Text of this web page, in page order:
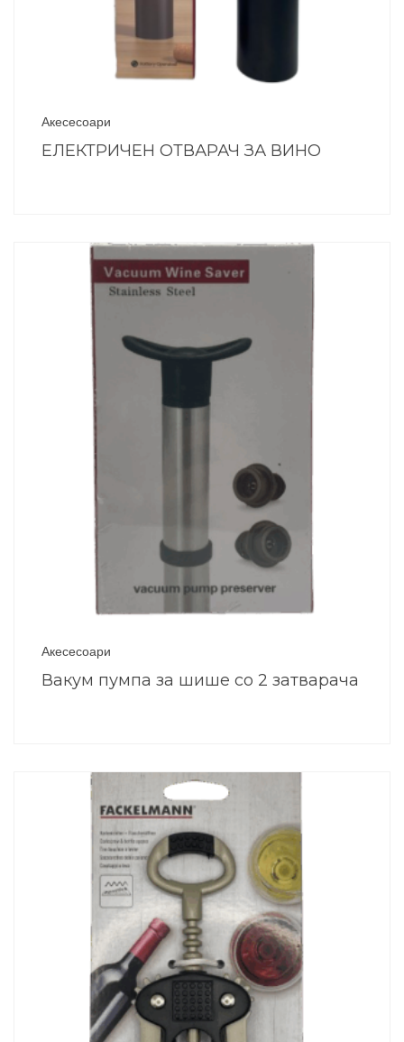
Акесесоари
ЕЛЕКТРИЧЕН ОТВАРАЧ ЗА ВИНО
Акесесоари
Вакум пумпа за шише со 2 затварача